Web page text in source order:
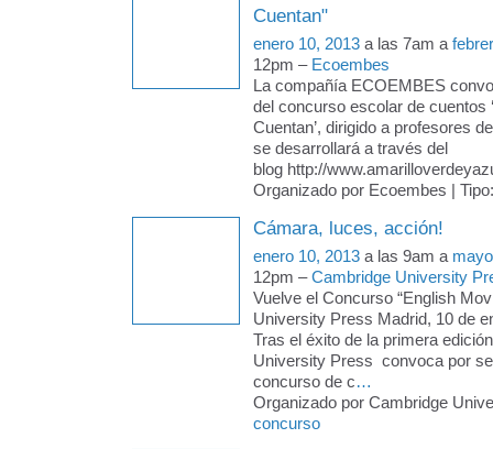
Cuentan"
enero 10, 2013 a las 7am a
12pm – Ecoembes
La compañía ECOEMBES
del concurso escolar de cuentos
Cuentan’, dirigido a profesores
se desarrollará a través del
blog http://
Organizado por Ecoembes |
Cámara, luces, acción!
enero 10, 2013 a las 9am a
12pm –Cambridge University
Vuelve el Concurso “English
University Press Madrid, 10 de
Tras el éxito de la primera
University Press convoca por
concurso de c…
Organizado por Cambridge
concurso